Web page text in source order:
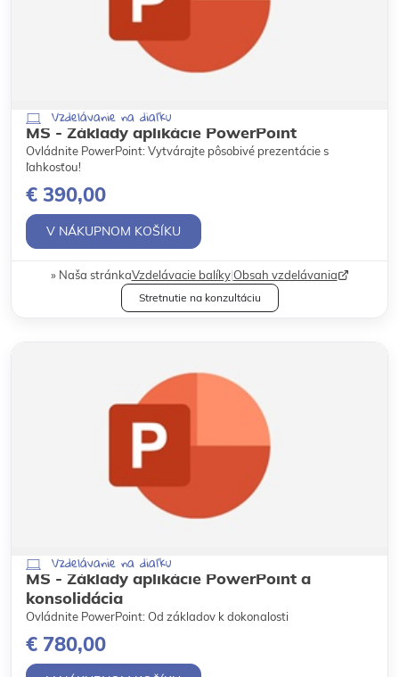
Vzdelávanie na diaľku
MS - Základy aplikácie PowerPoint
Ovládnite PowerPoint: Vytvárajte pôsobivé prezentácie s
ľahkosťou!
€ 390,00
V NÁKUPNOM KOŠÍKU
Naša stránkaVzdelávacie balíky|Obsah vzdelávania
Stretnutie na konzultáciu
Vzdelávanie na diaľku
MS - Základy aplikácie PowerPoint a
konsolidácia
Ovládnite PowerPoint: Od základov k dokonalosti
€ 780,00